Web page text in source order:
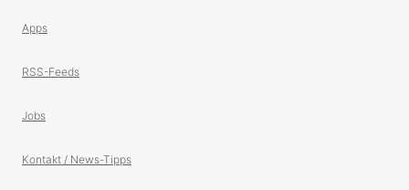
Apps
RSS-Feeds
Jobs
Kontakt / News-Tipps